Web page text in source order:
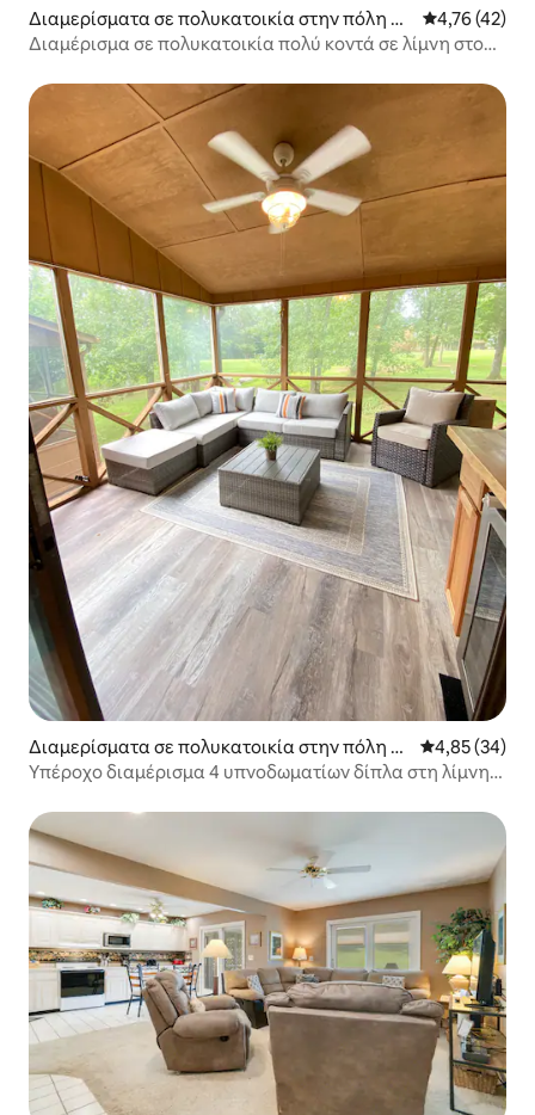
Διαμερίσματα σε πολυκατοικία στην πόλη Br
onston
Μέση
4,76 (42)
Διαμέρισμα σε πολυκατοικία πολύ κοντά σε λίμνη στο
Διαμερίσματα σε πολυκατοικία στην πόλη Br
onston
Μέση
4,85 (34)
Υπέροχο διαμέρισμα 4 υπνοδωματίων δίπλα στη λίμνη,